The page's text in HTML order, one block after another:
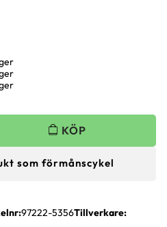
som förmånscykel
97222-5356Tillverkare